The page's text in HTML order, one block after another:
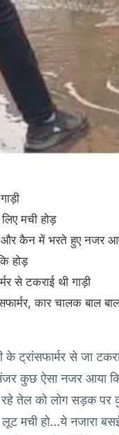
मची होड़
और कैन में भरते हुए नजर
होड़
से टकराई थी गाड़ी
कार चालक बाल
ट्रांसफार्मर से जा
कुछ ऐसा नजर आया
रहे तेल को लोग सड़क
मची हो...ये नजारा